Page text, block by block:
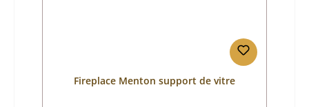
Fireplace Menton support de vitre